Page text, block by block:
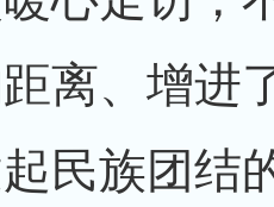
离、增进
民族团结